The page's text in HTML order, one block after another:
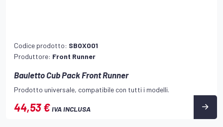
Codice prodotto: SBOX001
Produttore: Front Runner
Bauletto Cub Pack Front Runner
Prodotto universale, compatibile con tutti i modelli.
44,53 €IVA INCLUSA